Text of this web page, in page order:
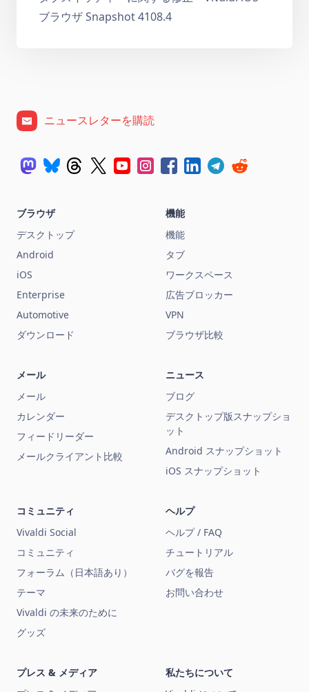
ブラウザ Snapshot 4108.4
ニュースレターを購読
ブラウザ
デスクトップ
Android
iOS
Enterprise
Automotive
ダウンロード
機能
機能
タブ
ワークスペース
広告ブロッカー
VPN
ブラウザ比較
メール
メール
カレンダー
フィードリーダー
メールクライアント比較
ニュース
ブログ
デスクトップ版スナップショ
ット
Android スナップショット
iOS スナップショット
コミュニティ
Vivaldi Social
コミュニティ
フォーラム（日本語あり）
テーマ
Vivaldi の未来のために
グッズ
ヘルプ
ヘルプ / FAQ
チュートリアル
バグを報告
お問い合わせ
プレス & メディア
私たちについて